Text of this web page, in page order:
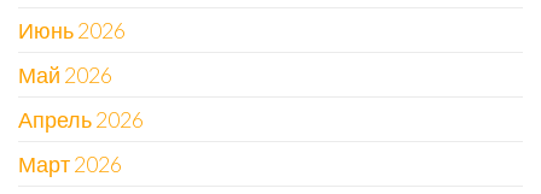
Июнь 2026
Май 2026
Апрель 2026
Март 2026